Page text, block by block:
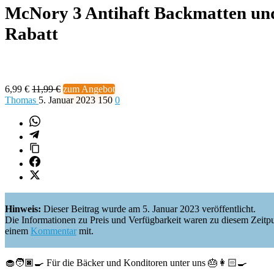
McNory 3 Antihaft Backmatten
Rabatt
6,99 € 11,99 € zum Angebot
Thomas 5. Januar 2023 150 0
Hinweis: Dieser Beitrag wurde am 5. Januar 2023 veröffentlicht.
Die Informationen zu Preis und Verfügbarkeit waren zu diesem
einem Kommentarmit.
🧁🧑🏿‍🍳 Für die Bäcker und Konditoren unter uns 🎂👩🏻‍🍳